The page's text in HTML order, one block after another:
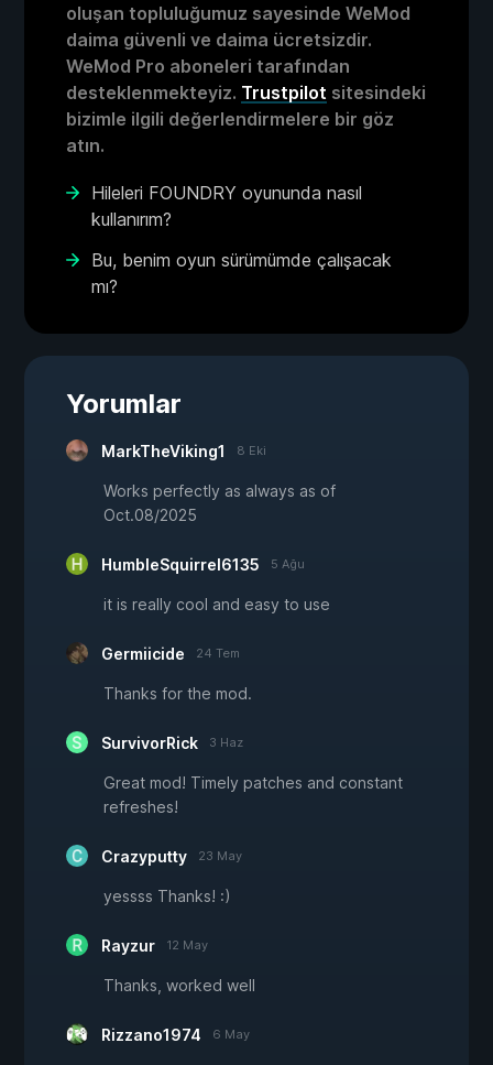
oluşan topluluğumuz sayesinde WeMod
daima güvenli ve daima ücretsizdir.
WeMod Pro aboneleri tarafından
desteklenmekteyiz. Trustpilot sitesindeki
bizimle ilgili değerlendirmelere bir göz
atın.
Hileleri FOUNDRY oyununda nasıl
kullanırım?
Bu, benim oyun sürümümde çalışacak
mı?
Yorumlar
MarkTheViking1 8 Eki
Works perfectly as always as of
Oct.08/2025
HumbleSquirrel6135 5 Ağu
it is really cool and easy to use
Germiicide 24 Tem
Thanks for the mod.
SurvivorRick 3 Haz
Great mod! Timely patches and constant
refreshes!
Crazyputty 23 May
yessss Thanks! :)
Rayzur 12 May
Thanks, worked well
Rizzano1974 6 May